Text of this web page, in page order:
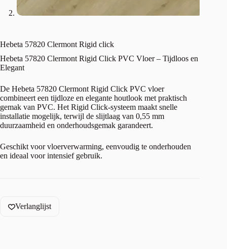
Hebeta 57820 Clermont Rigid click
Hebeta 57820 Clermont Rigid Click PVC Vloer – Tijdloos en
Elegant
De Hebeta 57820 Clermont Rigid Click PVC vloer
combineert een tijdloze en elegante houtlook met praktisch
gemak van PVC. Het Rigid Click-systeem maakt snelle
installatie mogelijk, terwijl de slijtlaag van 0,55 mm
duurzaamheid en onderhoudsgemak garandeert.
Geschikt voor vloerverwarming, eenvoudig te onderhouden
en ideaal voor intensief gebruik.
Verlanglijst